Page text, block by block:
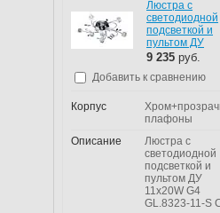
Люстра с
светодиодной
подсветкой и
пультом ДУ
9 235 руб.
Добавить к сравнению
Корпус
плафоны
Описание
Люстра с
светодиодной
подсветкой и
пультом ДУ
11x20W G4
GL.8323-11-S